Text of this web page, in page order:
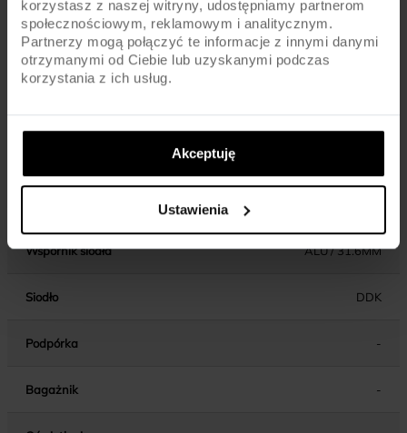
korzystasz z naszej witryny, udostępniamy partnerom
społecznościowym, reklamowym i analitycznym.
Partnerzy mogą połączyć te informacje z innymi danymi
otrzymanymi od Ciebie lub uzyskanymi podczas
korzystania z ich usług.
Akceptuję
Ustawienia
Błotniki
Pedały PLATFORM
Kierownica ALU / 680MM / 31.8MM
ALU / AHEAD / XS/S - 45MM
Wspornik siodła ALU / 31.6MM
Siodło DDK
Podpórka -
Bagażnik -